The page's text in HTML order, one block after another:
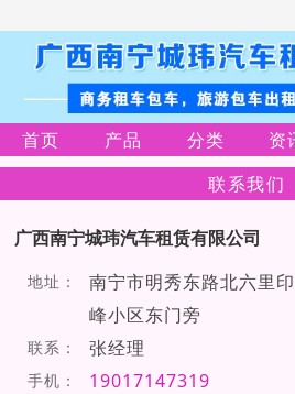
首页 产品 分类 资
联系我们
广西南宁城玮汽车租赁有限公司
地址：
南宁市明秀东路北六里
峰小区东门旁
联系： 张经理
手机：
19017147319